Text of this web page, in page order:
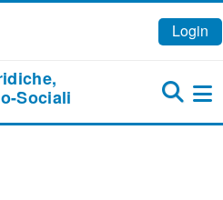
Login
Sociali